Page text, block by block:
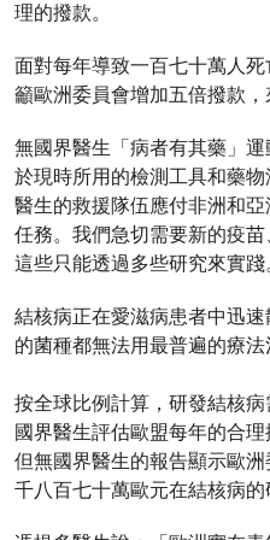
理的撥款。
面對每年導致一百七十萬人
籲歐洲委員會增加五倍撥款，
無國界醫生「病者有其藥」
於現時所用的檢測工具和藥
醫生的救援隊伍應付非洲和
任務。我們急切需要新的疫苗
這些只能透過多些研究來實踐
結核病正在愛滋病患者中迅
的菌種都無法用最普遍的療法
按全球比例計算，研發結核
國界醫生評估歐盟每年的合
但無國界醫生的報告顯示歐
千八百七十萬歐元在結核病的